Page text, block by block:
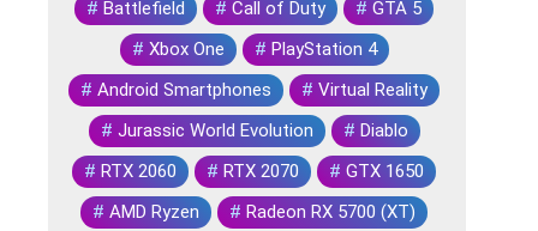
# Battlefield # Call of Duty # GTA 5
# Xbox One # PlayStation 4
# Android Smartphones # Virtual Reality
# Jurassic World Evolution # Diablo
# RTX 2060 # RTX 2070 # GTX 1650
# AMD Ryzen # Radeon RX 5700 (XT)